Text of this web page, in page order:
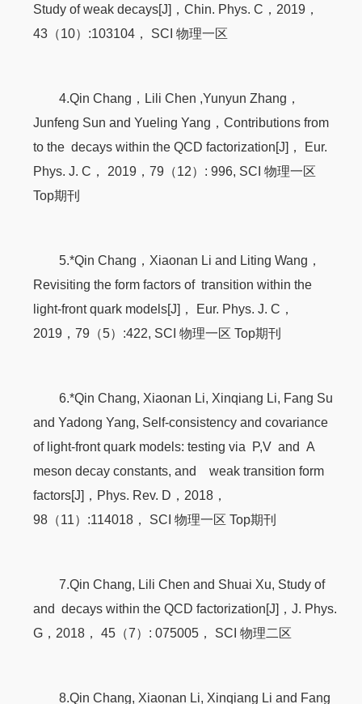
Study of weak decays[J]，Chin. Phys. C，2019，
43（10）:103104， SCI 物理一区
4.Qin Chang，Lili Chen ,Yunyun Zhang，
Junfeng Sun and Yueling Yang，Contributions from
to the decays within the QCD factorization[J]， Eur.
Phys. J. C， 2019，79（12）: 996, SCI 物理一区
Top期刊
5.*Qin Chang，Xiaonan Li and Liting Wang，
Revisiting the form factors of transition within the
light-front quark models[J]， Eur. Phys. J. C，
2019，79（5）:422, SCI 物理一区 Top期刊
6.*Qin Chang, Xiaonan Li, Xinqiang Li, Fang Su
and Yadong Yang, Self-consistency and covariance
of light-front quark models: testing via P,V and A
meson decay constants, and weak transition form
factors[J]，Phys. Rev. D，2018，
98（11）:114018， SCI 物理一区 Top期刊
7.Qin Chang, Lili Chen and Shuai Xu, Study of
and decays within the QCD factorization[J]，J. Phys.
G，2018， 45（7）: 075005， SCI 物理二区
8.Qin Chang, Xiaonan Li, Xinqiang Li and Fang